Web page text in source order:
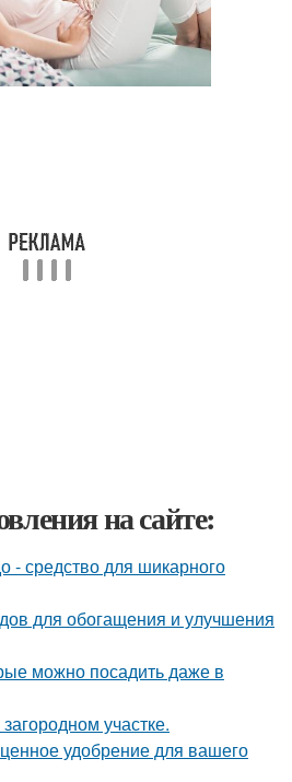
на сайте:
- средство для шикарного
для обогащения и улучшения
можно посадить даже в
участке.
удобрение для вашего